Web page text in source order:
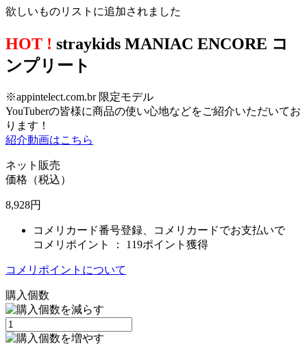
欲しいものリストに追加されました
HOT ! straykids MANIAC ENCORE コ
ンプリート
※appintelect.com.br 限定モデル
YouTuberの皆様に商品の使い心地などをご紹介いただいてお
ります！
紹介動画はこちら
ネット販売
価格（税込）
8,928円
コメリカード番号登録、コメリカードでお支払いで
コメリポイント ： 119ポイント獲得
コメリポイントについて
購入個数